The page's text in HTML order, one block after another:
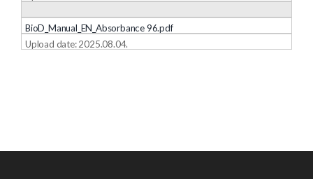
BioD_Manual_EN_Absorbance 96.pdf
Upload date: 2025.08.04.